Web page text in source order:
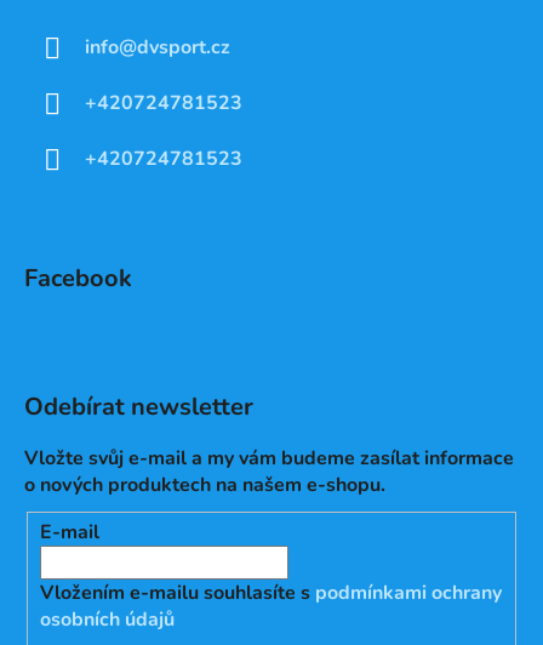
info@dvsport.cz
+420724781523
+420724781523
Facebook
Odebírat newsletter
Vložte svůj e-mail a my vám budeme zasílat informace
o nových produktech na našem e-shopu.
E-mail
Vložením e-mailu souhlasíte s podmínkami ochrany
osobních údajů